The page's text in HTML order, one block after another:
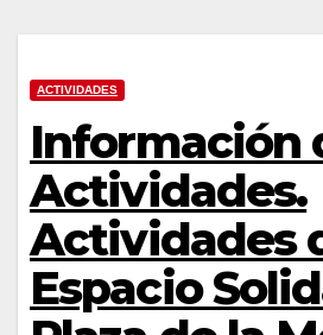
ACTIVIDADES
Información
Actividades.
Actividades
Espacio